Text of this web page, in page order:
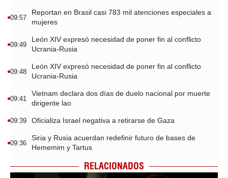
09:57
Reportan en Brasil casi 783 mil atenciones especiales a
mujeres
09:49
León XIV expresó necesidad de poner fin al conflicto
Ucrania-Rusia
09:48
León XIV expresó necesidad de poner fin al conflicto
Ucrania-Rusia
09:41
Vietnam declara dos días de duelo nacional por muerte
dirigente lao
09:39 Oficializa Israel negativa a retirarse de Gaza
09:36
Siria y Rusia acuerdan redefinir futuro de bases de
Hememim y Tartus
RELACIONADOS